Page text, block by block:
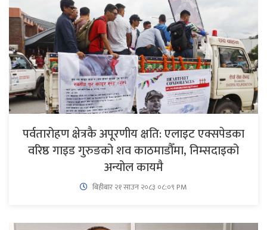
पर्वतारोहण क्षेत्रकै अपूरणीय क्षति: एलाइट एक्सपेडका
वरिष्ठ गाइड गुरुङको शव काठमाडौँमा, निम्सदाइको
अन्योल कायमै
बिहीबार २१ साउन २०८३ ०८:०९ PM